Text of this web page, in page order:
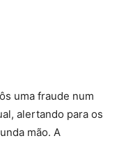
uma fraude num
alertando para os
mão. A